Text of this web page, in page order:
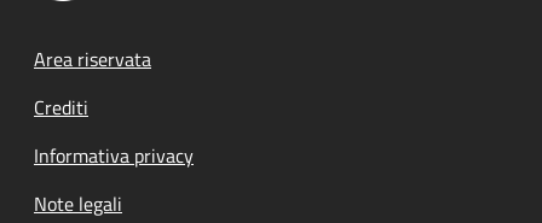
Footer menu
Area riservata
Crediti
Informativa privacy
Note legali